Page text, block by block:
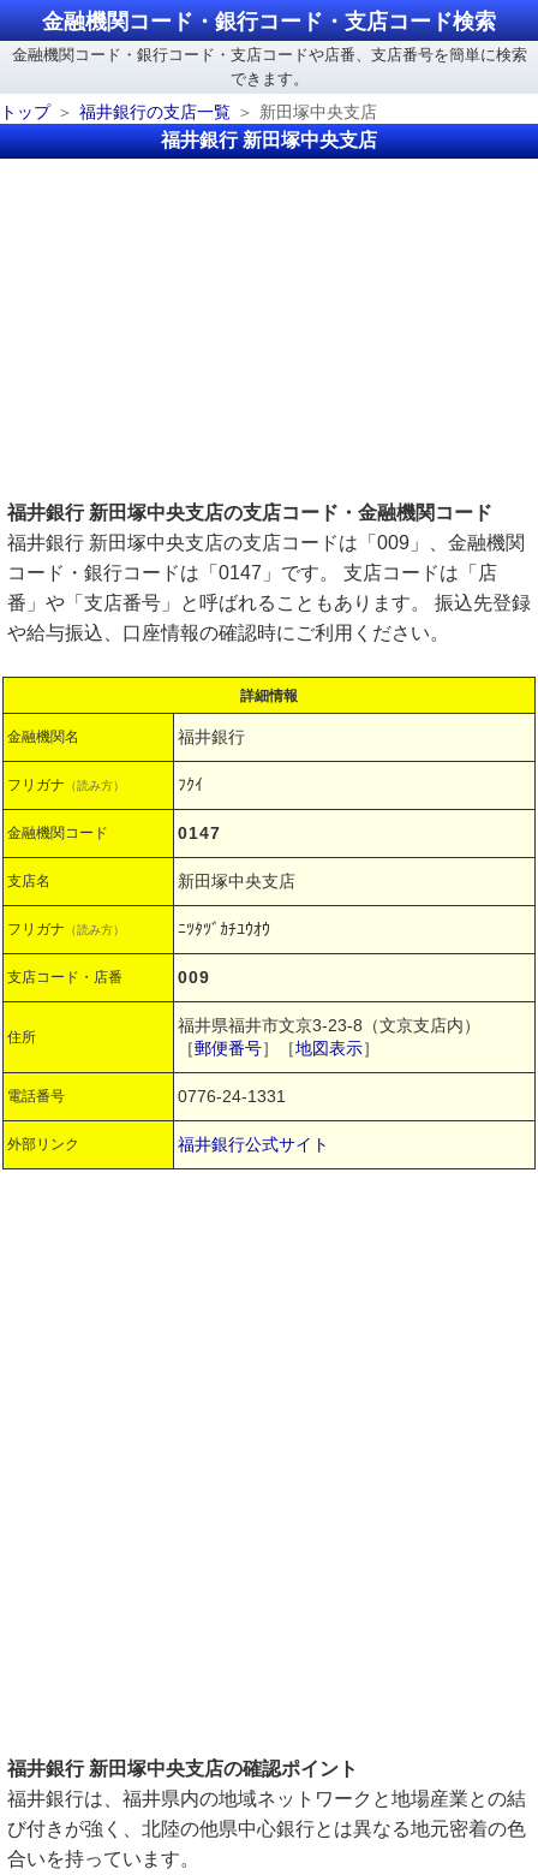
金融機関コード・銀行コード・支店コード検索
金融機関コード・銀行コード・支店コードや店番、支店番号を簡単に検索
できます。
トップ
福井銀行の支店一覧 新田塚中央支店
福井銀行 新田塚中央支店
福井銀行 新田塚中央支店の支店コード・金融機関コード
福井銀行 新田塚中央支店の支店コードは「009」、金融機関
コード・銀行コードは「0147」です。 支店コードは「店
番」や「支店番号」と呼ばれることもあります。 振込先登録
や給与振込、口座情報の確認時にご利用ください。
詳細情報
金融機関名 福井銀行
フリガナ （読み方） ﾌｸｲ
金融機関コード 0147
支店名 新田塚中央支店
フリガナ （読み方） ﾆﾂﾀﾂﾞｶﾁﾕｳｵｳ
支店コード・店番 009
住所
福井県福井市文京3-23-8（文京支店内）
［郵便番号］［地図表示］
電話番号 0776-24-1331
外部リンク 福井銀行公式サイト
福井銀行 新田塚中央支店の確認ポイント
福井銀行は、福井県内の地域ネットワークと地場産業との結
び付きが強く、北陸の他県中心銀行とは異なる地元密着の色
合いを持っています。